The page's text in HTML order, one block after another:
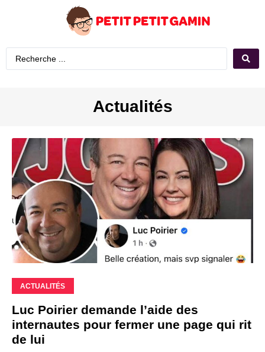
Actualités
ACTUALITÉS
Luc Poirier demande l’aide des
internautes pour fermer une page qui rit
de lui